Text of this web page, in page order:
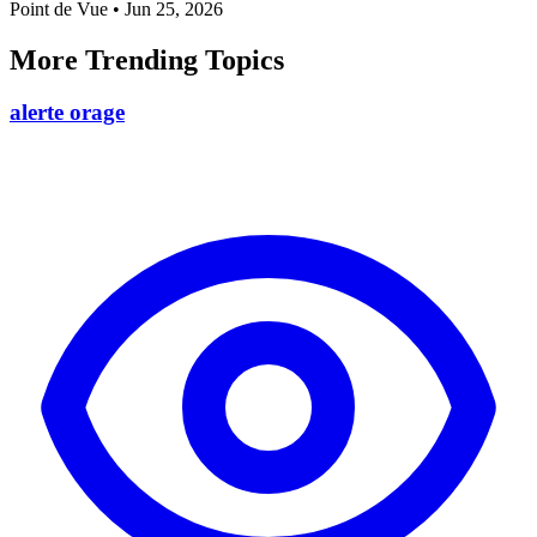
Point de Vue • Jun 25, 2026
More Trending Topics
alerte orage